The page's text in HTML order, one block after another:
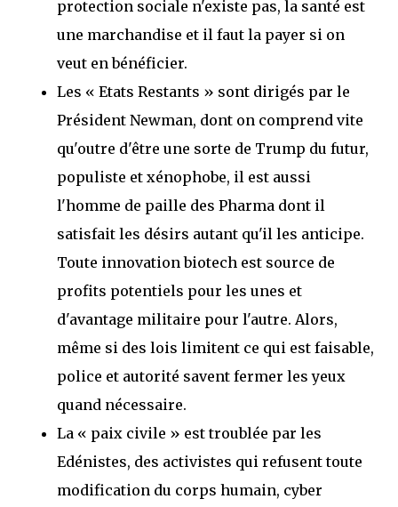
protection sociale n'existe pas, la santé est
une marchandise et il faut la payer si on
veut en bénéficier.
Les « Etats Restants » sont dirigés par le
Président Newman, dont on comprend vite
qu'outre d'être une sorte de Trump du futur,
populiste et xénophobe, il est aussi
l'homme de paille des Pharma dont il
satisfait les désirs autant qu'il les anticipe.
Toute innovation biotech est source de
profits potentiels pour les unes et
d'avantage militaire pour l'autre. Alors,
même si des lois limitent ce qui est faisable,
police et autorité savent fermer les yeux
quand nécessaire.
La « paix civile » est troublée par les
Edénistes, des activistes qui refusent toute
modification du corps humain, cyber